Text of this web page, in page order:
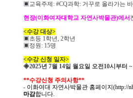
▣ 교육주제 : #CQ과학: 거꾸로 올라가는
현장(이화여자대학교 자연사박물관)에서
<수강 대상>
▣ 초등 1학년, 2학년
▣ 정원 : 15명
<수강 신청 일자>
◈2025년 7월 14일 월요일 오전10시부터
**수강신청 주의사항**
- 이화여대 자연사박물관 홈페이지 (http://
마감합니다.